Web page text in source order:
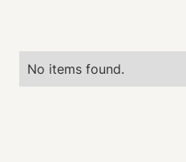
No items found.